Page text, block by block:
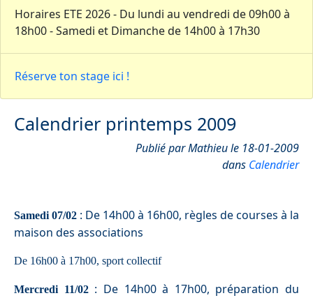
Horaires ETE 2026 - Du lundi au vendredi de 09h00 à
18h00 - Samedi et Dimanche de 14h00 à 17h30
Réserve ton stage ici !
Calendrier printemps 2009
Publié par Mathieu le 18-01-2009
dans Calendrier
Samedi 07/02 : De 14h00 à 16h00, règles de courses à la
maison des associations
De 16h00 à 17h00, sport collectif
Mercredi 11/02: De 14h00à 17h00, préparation du